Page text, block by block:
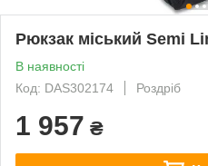
Рюкзак міський Semi
В наявності
Код: DAS302174
Роздріб
1 957 ₴